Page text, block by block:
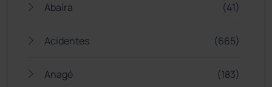
Abaíra (41)
Acidentes (665)
Anagé (183)